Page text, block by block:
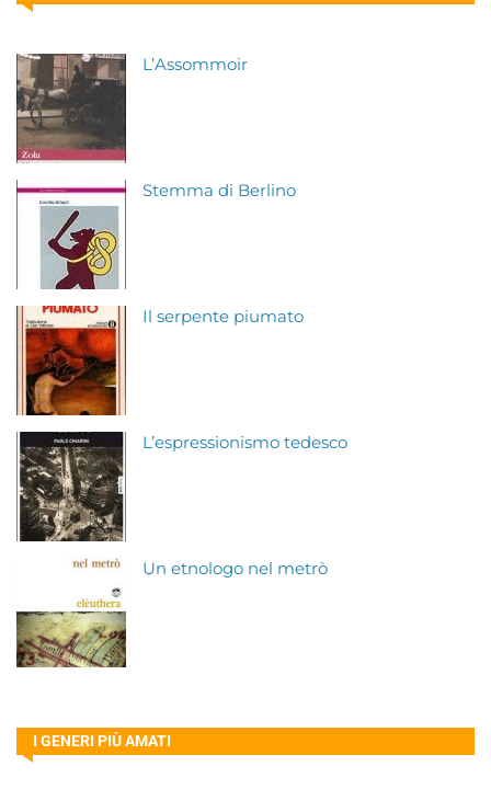
L’Assommoir
Stemma di Berlino
Il serpente piumato
L’espressionismo tedesco
Un etnologo nel metrò
I GENERI PIÙ AMATI